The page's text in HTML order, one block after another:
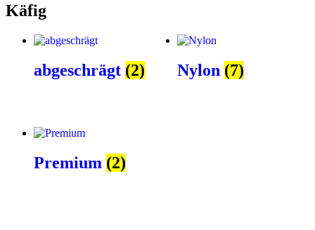
Käfig
abgeschrägt (2) Nylon (7)
Premium (2)